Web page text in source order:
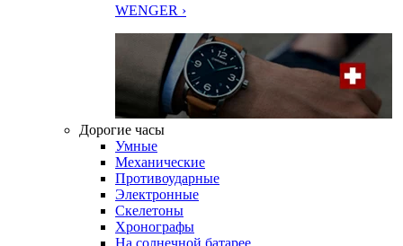
WENGER ›
Дорогие часы
Умные
Механические
Противоударные
Электронные
Скелетоны
Хронографы
На солнечной батарее